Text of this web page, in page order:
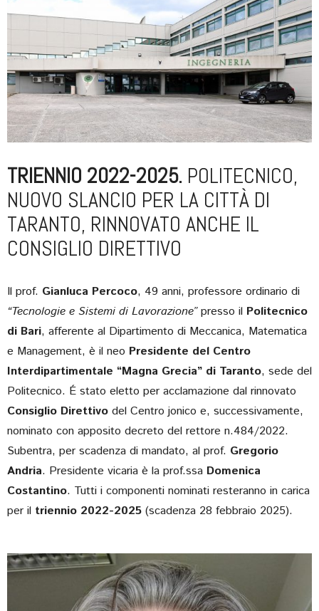
TRIENNIO 2022-2025. POLITECNICO,
NUOVO SLANCIO PER LA CITTÀ DI
TARANTO, RINNOVATO ANCHE IL
CONSIGLIO DIRETTIVO
Il prof. Gianluca Percoco, 49 anni, professore ordinario di
“Tecnologie e Sistemi di Lavorazione”presso il Politecnico
di Bari, afferente al Dipartimento di Meccanica, Matematica
e Management, è il neo Presidente del Centro
Interdipartimentale “Magna Grecia” di Taranto, sede del
Politecnico. É stato eletto per acclamazione dal rinnovato
Consiglio Direttivo del Centro jonico e, successivamente,
nominato con apposito decreto del rettore n.484/2022.
Subentra, per scadenza di mandato, al prof. Gregorio
Andria. Presidente vicaria è la prof.ssa Domenica
Costantino. Tutti i componenti nominati resteranno in carica
per il triennio 2022-2025 (scadenza 28 febbraio 2025).